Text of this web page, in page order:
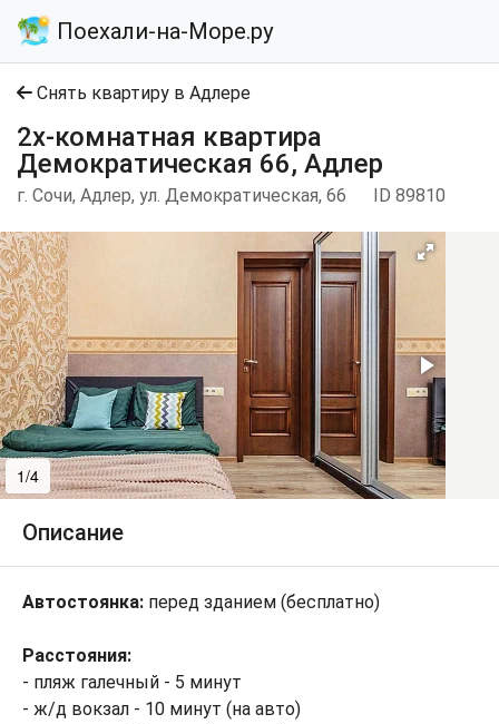
Поехали-на-Море.ру
Снять квартиру в Адлере
2х-комнатная квартира
Демократическая 66, Адлер
г. Сочи, Адлер, ул. Демократическая, 66 ID 89810
1/4
Описание
Автостоянка: перед зданием (бесплатно)
Расстояния:
- пляж галечный - 5 минут
- ж/д вокзал - 10 минут (на авто)